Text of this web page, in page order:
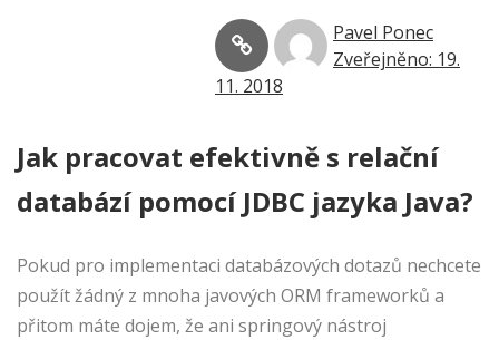
Pavel Ponec
Zveřejněno: 19.
11. 2018
Jak pracovat efektivně s relační
databází pomocí JDBC jazyka Java?
Pokud pro implementaci databázových dotazů nechcete
použít žádný z mnoha javových ORM frameworků a
přitom máte dojem, že ani springový nástroj